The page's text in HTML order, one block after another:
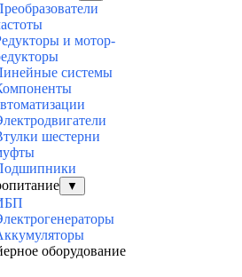
и мотор-
системы
шестерни
▼
оборудование